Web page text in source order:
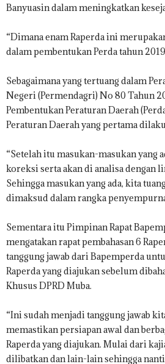
Banyuasin dalam meningkatkan
“Dimana enam Raperda ini
dalam pembentukan Perda tahun
Sebagaimana yang tertuang dalam
Negeri (Permendagri) No 80 Tahun
Pembentukan Peraturan Daerah
Peraturan Daerah yang pertama
“Setelah itu masukan-masukan yang
koreksi serta akan di analisa dengan
Sehingga masukan yang ada, kita
dimaksud dalam rangka
Sementara itu Pimpinan Rapat
mengatakan rapat pembahasan 6
tanggung jawab dari Bapemperda
Raperda yang diajukan sebelum
Khusus DPRD Muba.
“Ini sudah menjadi tanggung jawab
memastikan persiapan awal dan
Raperda yang diajukan. Mulai dari
dilibatkan dan lain-lain sehingga